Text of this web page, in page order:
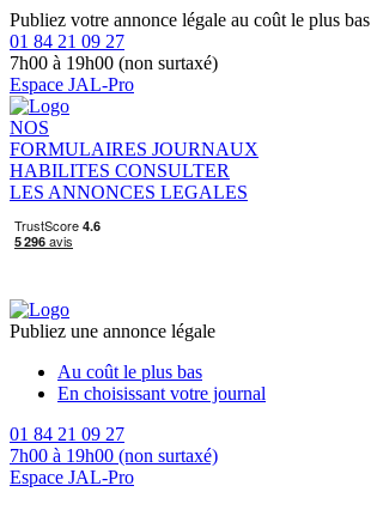
Publiez votre annonce légale au coût le plus bas
01 84 21 09 27
7h00 à 19h00 (non surtaxé)
Espace JAL-Pro
NOS
FORMULAIRES JOURNAUX
HABILITES CONSULTER
LES ANNONCES LEGALES
Publiez une annonce légale
Au coût le plus bas
En choisissant votre journal
01 84 21 09 27
7h00 à 19h00 (non surtaxé)
Espace JAL-Pro